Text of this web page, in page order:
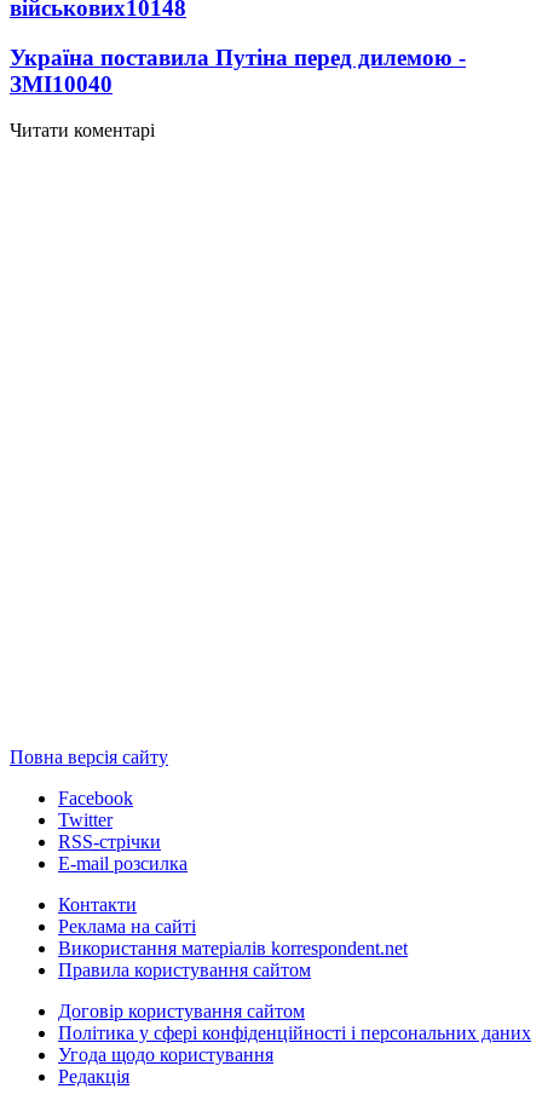
військових10148
Україна поставила Путіна перед дилемою -
ЗМІ10040
Читати коментарі
Повна версія сайту
Facebook
Twitter
RSS-стрічки
E-mail розсилка
Контакти
Реклама на сайті
Використання матеріалів korrespondent.net
Правила користування сайтом
Договір користування сайтом
Політика у сфері конфіденційності і персональних даних
Угода щодо користування
Редакція